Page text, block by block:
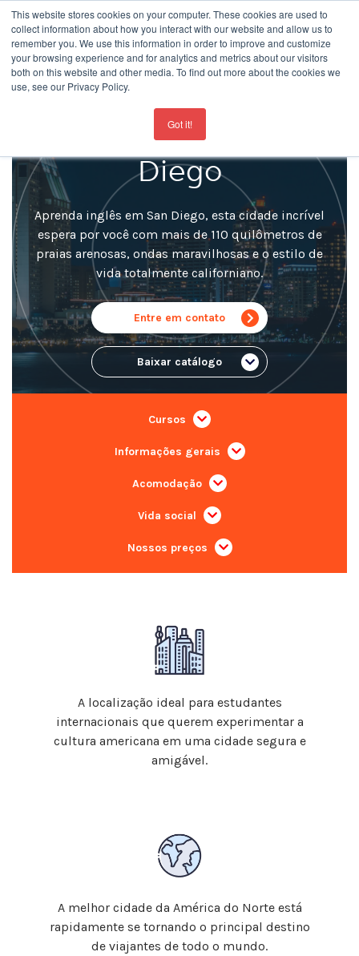
This website stores cookies on your computer. These cookies are used to
collect information about how you interact with our website and allow us to
remember you. We use this information in order to improve and customize
your browsing experience and for analytics and metrics about our visitors
both on this website and other media. To find out more about the cookies we
use, see our Privacy Policy.
Got it!
For the latest updates about our schools
Escola de Idiomas San
Diego
Aprenda inglês em San Diego, esta cidade incrível
espera por você com mais de 110 quilômetros de
praias arenosas, ondas maravilhosas e o estilo de
vida totalmente californiano.
Entre em contato
Baixar catálogo
Cursos
Informações gerais
Acomodação
Vida social
Nossos preços
A localização ideal para estudantes
internacionais que querem experimentar a
cultura americana em uma cidade segura e
amigável.
A melhor cidade da América do Norte está
rapidamente se tornando o principal destino
de viajantes de todo o mundo.